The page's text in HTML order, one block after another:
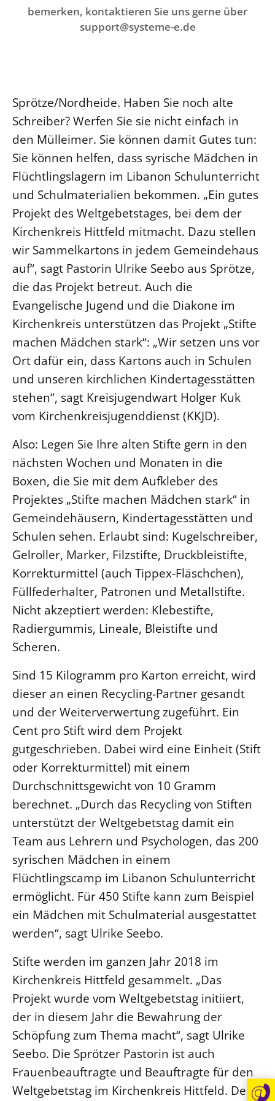
bemerken, kontaktieren Sie uns gerne über
support@systeme-e.de
Sprötze/Nordheide. Haben Sie noch alte
Schreiber? Werfen Sie sie nicht einfach in
den Mülleimer. Sie können damit Gutes tun:
Sie können helfen, dass syrische Mädchen in
Flüchtlingslagern im Libanon Schulunterricht
und Schulmaterialien bekommen. „Ein gutes
Projekt des Weltgebetstages, bei dem der
Kirchenkreis Hittfeld mitmacht. Dazu stellen
wir Sammelkartons in jedem Gemeindehaus
auf“, sagt Pastorin Ulrike Seebo aus Sprötze,
die das Projekt betreut. Auch die
Evangelische Jugend und die Diakone im
Kirchenkreis unterstützen das Projekt „Stifte
machen Mädchen stark“: „Wir setzen uns vor
Ort dafür ein, dass Kartons auch in Schulen
und unseren kirchlichen Kindertagesstätten
stehen“, sagt Kreisjugendwart Holger Kuk
vom Kirchenkreisjugenddienst (KKJD).
Also: Legen Sie Ihre alten Stifte gern in den
nächsten Wochen und Monaten in die
Boxen, die Sie mit dem Aufkleber des
Projektes „Stifte machen Mädchen stark“ in
Gemeindehäusern, Kindertagesstätten und
Schulen sehen. Erlaubt sind: Kugelschreiber,
Gelroller, Marker, Filzstifte, Druckbleistifte,
Korrekturmittel (auch Tippex-Fläschchen),
Füllfederhalter, Patronen und Metallstifte.
Nicht akzeptiert werden: Klebestifte,
Radiergummis, Lineale, Bleistifte und
Scheren.
Sind 15 Kilogramm pro Karton erreicht, wird
dieser an einen Recycling-Partner gesandt
und der Weiterverwertung zugeführt. Ein
Cent pro Stift wird dem Projekt
gutgeschrieben. Dabei wird eine Einheit (Stift
oder Korrekturmittel) mit einem
Durchschnittsgewicht von 10 Gramm
berechnet. „Durch das Recycling von Stiften
unterstützt der Weltgebetstag damit ein
Team aus Lehrern und Psychologen, das 200
syrischen Mädchen in einem
Flüchtlingscamp im Libanon Schulunterricht
ermöglicht. Für 450 Stifte kann zum Beispiel
ein Mädchen mit Schulmaterial ausgestattet
werden“, sagt Ulrike Seebo.
Stifte werden im ganzen Jahr 2018 im
Kirchenkreis Hittfeld gesammelt. „Das
Projekt wurde vom Weltgebetstag initiiert,
der in diesem Jahr die Bewahrung der
Schöpfung zum Thema macht“, sagt Ulrike
Seebo. Die Sprötzer Pastorin ist auch
Frauenbeauftragte und Beauftragte für den
Weltgebetstag im Kirchenkreis Hittfeld. Der
Kirche und Finanzen
Kollegium
Abteilungen des Landeskirchenamts
Fachstelle Sexualisierte Gewalt
Beschwerdestellen
Kirchenämter
Gleichstellung
Datenschutz
Geschäftsstelle Landessynode
LANDESSYNODE
27. Landessynode
Kontakt
Hintergrund
Ehrenamt
Freie Stellen
BIBLIOTHEK & ARCHIV
SERVICE
Älterwerden im Pfarrberuf
Beteiligungsverfahren
Beschwerdestellen
Ephoralbüro
Finanzplanung
Fundraising
IT-Service
Corporate Design
Interventionsplan
Jahresgespräche
Kantine Speiseplan
Kirchliches Amtsblatt
Kirchliche Verwaltung
Klimaschutzgesetz
Kunstreferat
NKVK
Öffentlichkeitsarbeit
Personalausschuss
Projektmanagement
Recht
Terminstundenplaner
Evangelische Kirche
Lutherische Kirche
Ökumene
Religionen
Gegen Gewalt
Mobilität
Naturschutz
Gebäude
Impressum
Freie Stellen
Service für Gemeinden
Suche